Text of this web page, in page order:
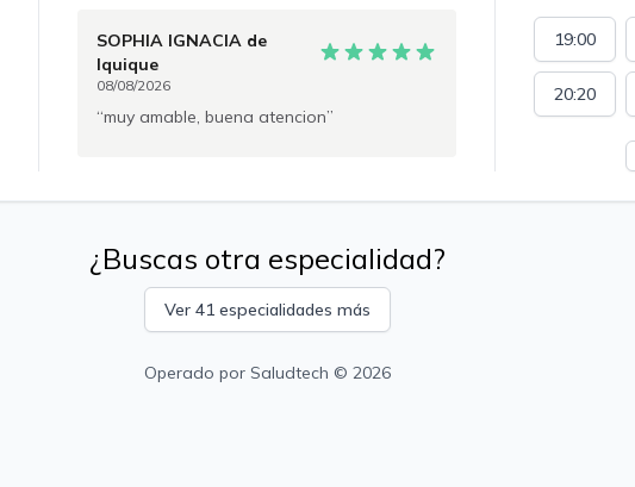
19:00
20:20
SOPHIA IGNACIA de
Iquique
08/08/2026
muy amable, buena atencion
¿Buscas otra especialidad?
Ver 41 especialidades más
Operado por Saludtech © 2026